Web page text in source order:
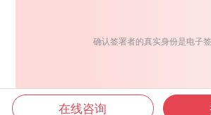
确认签署者的真实身份是电子
在线咨询